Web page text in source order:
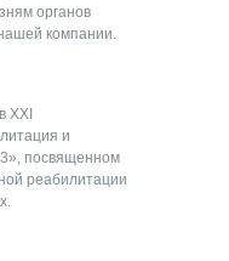
органов
компании.
XXI
и
посвященном
реабилитации